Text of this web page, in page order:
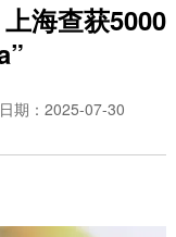
海查获5000
日期：2025-07-30